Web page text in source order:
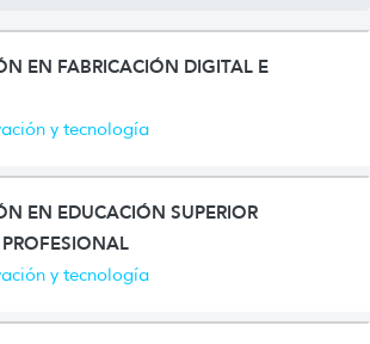
EN FABRICACIÓN DIGITAL E
y tecnología
EN EDUCACIÓN SUPERIOR
y tecnología